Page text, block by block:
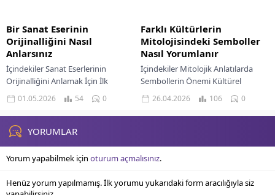
Bir Sanat Eserinin
Orijinalliğini Nasıl
Anlarsınız
İçindekiler Sanat Eserlerinin
Orijinalliğini Anlamak İçin İlk
Adımlar Görsel İncelemenin Önemi
Uzman Görüşünün Katkısı Bilimsel
Analiz Ve Teknolojik Yöntemler
Provenansın...
01.05.2026 54 0
Farklı Kültürlerin
Mitolojisindeki Semboller
Nasıl Yorumlanır
İçindekiler Mitolojik Anlatılarda
Sembollerin Önemi Kültürel
Bağlamda Sembol Çözümlemesi
Sembollerin Çok Katmanlı
Anlamlarını Çözümlemek Mitolojik
26.04.2026 106 0
YORUMLAR
Yorum yapabilmek için oturum açmalısınız.
Henüz yorum yapılmamış. İlk yorumu yukarıdaki form aracılığıyla siz